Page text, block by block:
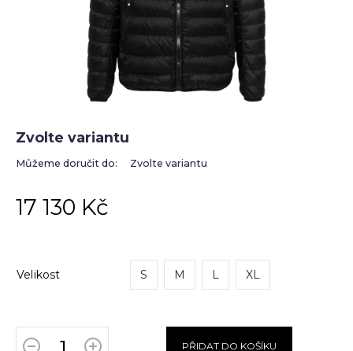
Velikost S M L XL
17 130 Kč
Zvolte variantu
Můžeme doručit do: Zvolte variantu
PŘIDAT DO KOŠÍKU